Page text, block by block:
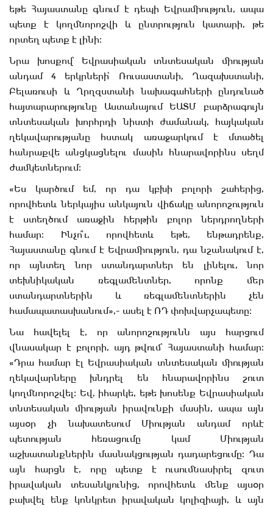
եթե Հայաստանը գնում է դեպի Եվրամիություն, ապա
պետք է կողմնորոշվի և ընտրություն կատարի, թե
որտեղ պետք է լինի։
Նրա խոսքով՝ Եվրասիական տնտեսական միության
անդամ 4 երկրների՝ Ռուսաստանի, Ղազախստանի,
Բելառուսի և Ղրղզստանի նախագահների ընդունած
հայտարարությունը Աստանայում ԵԱՏՄ բարձրագույն
տնտեսական խորհրդի նիստի ժամանակ, հայկական
ղեկավարությանը հստակ առաջարկում է մտածել
հանրաքվե անցկացնելու մասին հնարավորինս սեղմ
ժամկետներում։
«Ես կարծում եմ, որ դա կբխի բոլորի շահերից,
որովհետև ներկայիս անկայուն վիճակը անորոշություն
է ստեղծում առաջին հերթին բոլոր ներդրողների
համար։ Ինչո՞ւ, որովհետև եթե, ենթադրենք,
Հայաստանը գնում է Եվրամիություն, դա նշանակում է,
որ այնտեղ նոր ստանդարտներ են լինելու, նոր
տեխնիկական ռեգլամենտներ, որոնք մեր
ստանդարտներին և ռեգլամենտներին չեն
համապատասխանում»,- ասել է ՌԴ փոխվարչապետը։
Նա հավելել է, որ անորոշությունն այս հարցում
վնասակար է բոլորի, այդ թվում՝ Հայաստանի համար։
«Դրա համար էլ Եվրասիական տնտեսական միության
ղեկավարները խնդրել են հնարավորինս շուտ
կողմնորոշվել։ Եվ, իհարկե, եթե խոսենք Եվրասիական
տնտեսական միության իրավունքի մասին, ապա այն
այսօր չի նախատեսում Միության անդամ որևէ
պետության հեռացումը կամ Միության
աշխատանքներին մասնակցության դադարեցումը։ Դա
այն հարցն է, որը պետք է ուսումնասիրել զուտ
իրավական տեսանկյունից, որովհետև մենք այսօր
բախվել ենք կոնկրետ իրավական կոլիզիայի, և այն